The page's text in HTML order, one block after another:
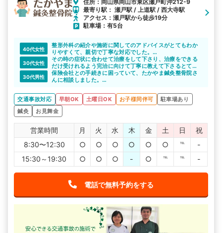
住所：岡山県岡山市東区瀬戸町沖212-9
最寄り駅： 瀬戸駅 / 上道駅 / 西大寺駅
アクセス：瀬戸駅から徒歩19分
駐車場：有5台
40代女性
整形外科の紹介や施術に関してのアドバイスがとてもわか
りやすくて、親切で丁寧な対応でした。
施術もとても効果があり、事故での通院は終了してしまい
ましたが、家族や友達に紹介したい整骨院でした。
30代女性
その時の症状に合わせて治療をして下さり、治療をできる
だけ受けれるよう完治に向けて丁寧に教えて下さるとても
いい整骨院さんです。
30代男性
保険会社との手続きに困っていて、たかやま鍼灸整骨院さ
んに相談しました。
しっかりサポートしていただきました。
交通事故対応 早朝OK 土曜日OK お子様同伴可
駐車場あり
鍼灸
お見舞金
営業時間 月 火 水 木 金 土 日
祝
8:30〜12:30
○ ○ ○ ○ ○ ○ ℡
-
15:30～19:30
○ ○ ○ - ○ ℡ ℡ -
電話で無料予約をする